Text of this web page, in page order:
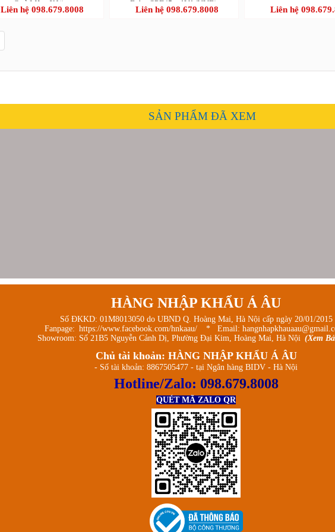
Quả Mâm Xôi)
Liên hệ 098.679.8008
Baby SPF45+ AVA/UVB)
Liên hệ 098.679.8008 Liên hệ
SẢN PHẨM ĐÃ XEM
HÀNG NHẬP KHẨU Á ÂU
Số ĐKKD: 01M8013050 do UBND Q. Hoàng Mai, Hà Nội cấp ngày 20/01/2015
Fanpage: https://www.facebook.com/hnkaau/
* Email:
Showroom: Số 21B5 Nguyễn Cảnh Dị, Phường Đại Kim, Hoàng Mai, Hà Nội (Xem
Chủ tài khoản: HÀNG NHẬP KHẨU Á ÂU
- Số tài khoản: 8867505477 - tại Ngân hàng BIDV - Hà Nội
Hotline/Zalo: 098.679.8008
QUÉT MÃ ZALO QR